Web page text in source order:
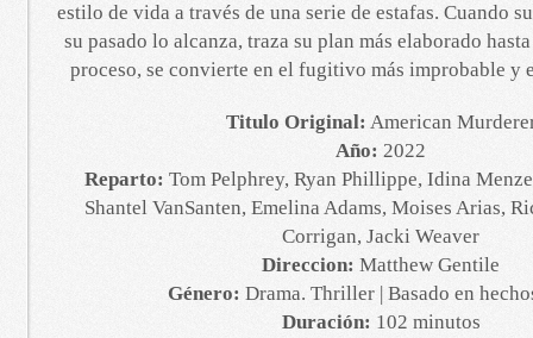
estilo de vida a través de una serie de estafas. Cuando
su pasado lo alcanza, traza su plan más elaborado
proceso, se convierte en el fugitivo más improbable y
Titulo Original: American
Año: 2022
Reparto: Tom Pelphrey, Ryan Phillippe, Idina
Shantel VanSanten, Emelina Adams, Moises Arias,
Corrigan, Jacki Weaver
Direccion: Matthew Gentile
Género: Drama. Thriller | Basado en
Duración: 102 minutos